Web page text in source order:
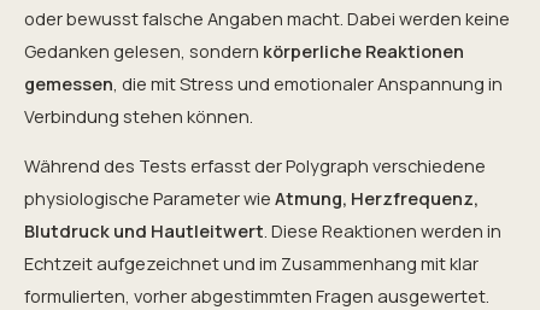
oder bewusst falsche Angaben macht. Dabei werden keine
Gedanken gelesen, sondern körperliche Reaktionen
gemessen , die mit Stress und emotionaler Anspannung in
Verbindung stehen können.
Während des Tests erfasst der Polygraph verschiedene
physiologische Parameter wie Atmung, Herzfrequenz,
Blutdruck und Hautleitwert. Diese Reaktionen werden in
Echtzeit aufgezeichnet und im Zusammenhang mit klar
formulierten, vorher abgestimmten Fragen ausgewertet.